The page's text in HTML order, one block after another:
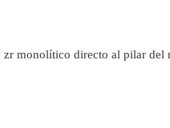
zr monolítico directo al pilar